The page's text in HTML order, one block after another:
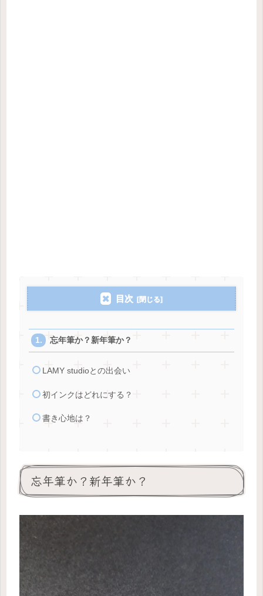
目次
忘年筆か？新年筆か？
LAMY studioとの出会い
初インクはどれにする？
書き心地は？
忘年筆か？新年筆か？